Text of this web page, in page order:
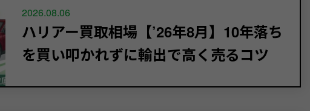
2026.08.06
ハリアー買取相場【’26年8月】10年落ち
を買い叩かれずに輸出で高く売るコツ